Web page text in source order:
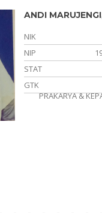
ANDI
NIK
NIP
STAT
GTK
PRAKARYA &